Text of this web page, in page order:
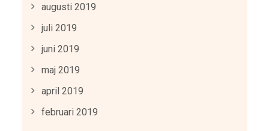
augusti 2019
juli 2019
juni 2019
maj 2019
april 2019
februari 2019